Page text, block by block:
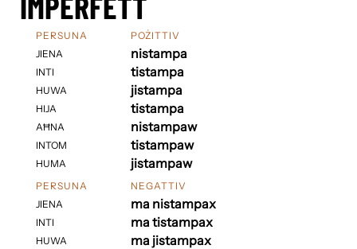
PERSUNA
JIENA
INTI
HUWA
HIJA
AĦNA
INTOM
HUMA
POŻITTIV
nistampa
tistampa
jistampa
tistampa
nistampaw
tistampaw
jistampaw
PERSUNA
JIENA
INTI
HUWA
NEGATTIV
ma nistampax
ma tistampax
ma jistampax